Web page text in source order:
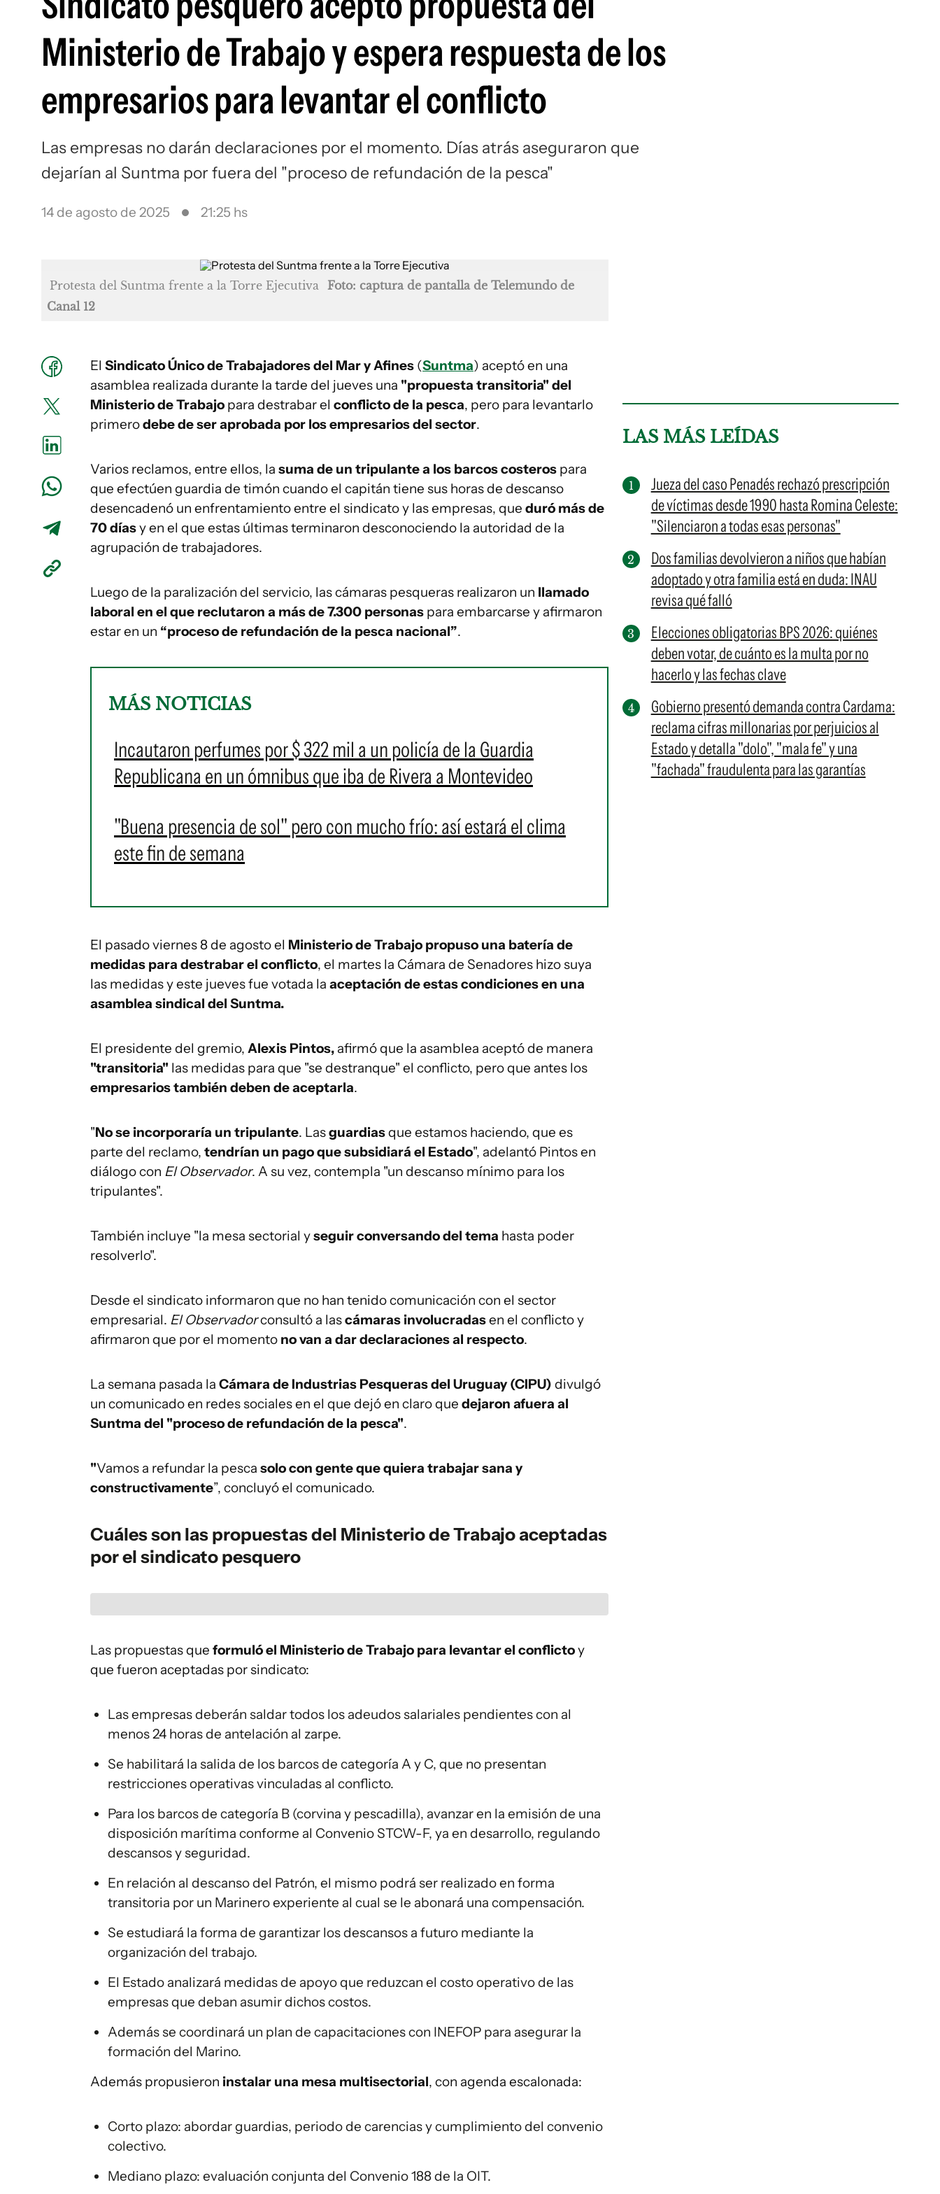
Ministerio de Trabajo y espera respuesta de los
empresarios para levantar el conflicto
Las empresas no darán declaraciones por el momento. Días atrás aseguraron que
dejarían al Suntma por fuera del "proceso de refundación de la pesca"
14 de agosto de 2025 21:25 hs
Protesta del Suntma frente a la Torre Ejecutiva Foto: captura de pantalla de Telemundo de
Canal 12
El Sindicato Único de Trabajadores del Mar y Afines (Suntma) aceptó en una
asamblea realizada durante la tarde del jueves una "propuesta transitoria" del
Ministerio de Trabajo para destrabar el conflicto de la pesca, pero para levantarlo
primerodebe de ser aprobada por los empresarios del sector.
Varios reclamos, entre ellos, la suma de un tripulante a los barcos costeros para
que efectúen guardia de timón cuando el capitán tiene sus horas de descanso
desencadenó un enfrentamiento entre el sindicato y las empresas, que duró más de
70 díasy en el que estas últimas terminaron desconociendo la autoridad de la
agrupación de trabajadores.
Luego de la paralización del servicio, las cámaras pesqueras realizaron un llamado
laboral en el que reclutaron a más de 7.300 personas para embarcarse y afirmaron
estar en un “proceso de refundación de la pesca nacional”.
MÁS NOTICIAS
Incautaron perfumes por $ 322 mil a un policía de la Guardia
Republicana en un ómnibus que iba de Rivera a Montevideo
"Buena presencia de sol" pero con mucho frío: así estará el clima
este fin de semana
El pasado viernes 8 de agosto el Ministerio de Trabajo propuso una batería de
medidas para destrabar el conflicto, el martes la Cámara de Senadores hizo suya
las medidas y este jueves fue votada la aceptación de estas condiciones en una
asamblea sindical del Suntma.
El presidente del gremio, Alexis Pintos, afirmó que la asamblea aceptó de manera
"transitoria" las medidas para que "se destranque" el conflicto, pero que antes los
empresarios también deben de aceptarla.
"No se incorporaría un tripulante. Lasguardiasque estamos haciendo, que es
parte del reclamo, tendrían un pago que subsidiará el Estado", adelantó Pintos en
diálogo con El Observador. A su vez, contempla "un descanso mínimo para los
tripulantes".
También incluye "la mesa sectorial yseguir conversando del tema hasta poder
resolverlo".
Desde el sindicato informaron que no han tenido comunicación con el sector
empresarial. El Observadorconsultó a lascámaras involucradasen el conflicto y
afirmaron que por el momento no van a dar declaraciones al respecto.
La semana pasada la Cámara de Industrias Pesqueras del Uruguay (CIPU) divulgó
un comunicado en redes sociales en el que dejó en claro que dejaron afuera al
Suntma del "proceso de refundación de la pesca".
"Vamos a refundar la pesca solo con gente que quiera trabajar sana y
constructivamente”, concluyó el comunicado.
Cuáles son las propuestas del Ministerio de Trabajo aceptadas
por el sindicato pesquero
Las propuestas que formuló el Ministerio de Trabajo para levantar el conflictoy
que fueron aceptadas por sindicato:
Las empresas deberán saldar todos los adeudos salariales pendientes con al
menos 24 horas de antelación al zarpe.
Se habilitará la salida de los barcos de categoría A y C, que no presentan
restricciones operativas vinculadas al conflicto.
Para los barcos de categoría B (corvina y pescadilla), avanzar en la emisión de una
disposición marítima conforme al Convenio STCW-F, ya en desarrollo, regulando
descansos y seguridad.
En relación al descanso del Patrón, el mismo podrá ser realizado en forma
transitoria por un Marinero experiente al cual se le abonará una compensación.
Se estudiará la forma de garantizar los descansos a futuro mediante la
organización del trabajo.
El Estado analizará medidas de apoyo que reduzcan el costo operativo de las
empresas que deban asumir dichos costos.
Además se coordinará un plan de capacitaciones con INEFOP para asegurar la
formación del Marino.
Además propusieron instalar una mesa multisectorial, con agenda escalonada:
Corto plazo: abordar guardias, periodo de carencias y cumplimiento del convenio
colectivo.
Mediano plazo: evaluación conjunta del Convenio 188 de la OIT.
LAS MÁS LEÍDAS
Jueza del caso Penadés rechazó prescripción
de víctimas desde 1990 hasta Romina Celeste:
"Silenciaron a todas esas personas"
Dos familias devolvieron a niños que habían
adoptado y otra familia está en duda: INAU
revisa qué falló
Elecciones obligatorias BPS 2026: quiénes
deben votar, de cuánto es la multa por no
hacerlo y las fechas clave
Gobierno presentó demanda contra Cardama:
reclama cifras millonarias por perjuicios al
Estado y detalla "dolo", "mala fe" y una
"fachada" fraudulenta para las garantías